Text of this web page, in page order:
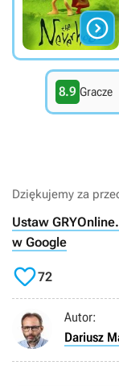

8.9 Gracze
Dziękujemy za
Ustaw
w Google
72
Autor:
Dariusz